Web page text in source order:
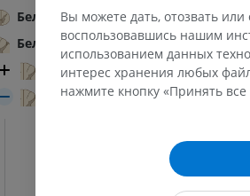
Белое вещество
Белое вещество
Передний канатик
Боковой канатик
Шатрово-спинномозговой
Межпозиционно-
Вы можете дать, отозвать или
воспользовавшись нашим
использованием данных
интерес хранения любых
нажмите кнопку «Принять